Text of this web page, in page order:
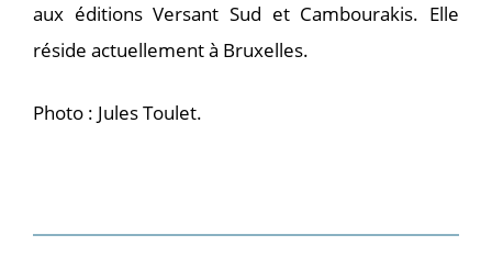
aux éditions Versant Sud et Cambourakis. Elle
réside actuellement à Bruxelles.
Photo : Jules Toulet.